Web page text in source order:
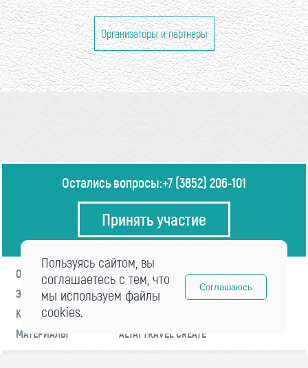
Организаторы и партнеры
Остались вопросы:+7 (3852) 206-101
Принять участие
О ФОРУМЕ
ПРОГРАММА
ЭКСПЕРТЫ
НОВОСТИ
КОНТАКТЫ
МАТЕРИАЛЫ
ALTAI TRAVEL CREATE
Пользуясь сайтом, вы
соглашаетесь с тем, что
мы используем файлы
cookies.
Соглашаюсь